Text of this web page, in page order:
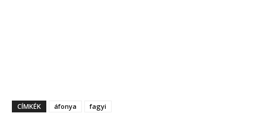
CÍMKÉK áfonya fagyi